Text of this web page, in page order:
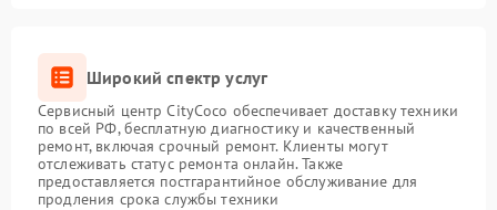
Широкий спектр услуг
Сервисный центр CityCoco обеспечивает доставку техники
по всей РФ, бесплатную диагностику и качественный
ремонт, включая срочный ремонт. Клиенты могут
отслеживать статус ремонта онлайн. Также
предоставляется постгарантийное обслуживание для
продления срока службы техники